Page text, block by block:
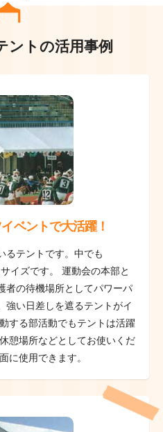
ントの活用事例
ベントで大活躍！
るテントです。中でも
イズです。 運動会の本部と
者の待機場所としてパワーパ
強い日差しを遮るテントがイ
する部活動でもテントは活躍
憩場所などとしてお使いくだ
に使用できます。